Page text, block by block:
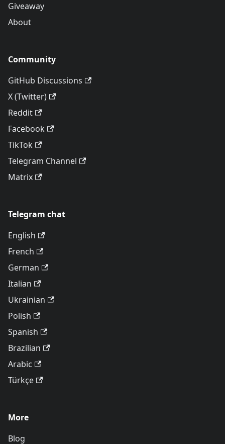
Giveaway
About
Community
GitHub Discussions
X (Twitter)
Reddit
Facebook
TikTok
Telegram Channel
Matrix
Telegram chat
English
French
German
Italian
Ukrainian
Polish
Spanish
Brazilian
Arabic
Türkçe
More
Blog